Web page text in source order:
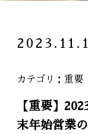
カテゴリ 重要
【重要】
末年始営業